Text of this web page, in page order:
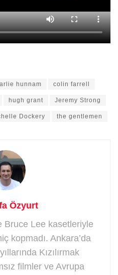
hunnam colin farrell
hugh grant Jeremy Strong
Dockery the gentlemen
Özyurt
Bruce Lee kasetleriyle
kopmadı. Ankara’da
Kızılırmak
filmler ve Avrupa